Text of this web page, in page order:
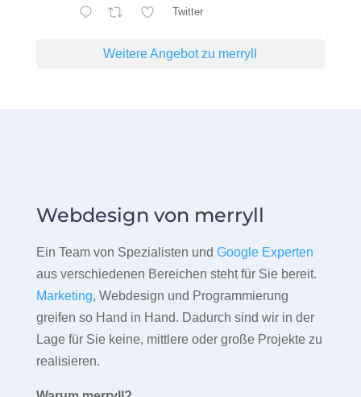
Twitter
Weitere Angebot zu merryll
Webdesign von merryll
Ein Team von Spezialisten und Google Experten
aus verschiedenen Bereichen steht für Sie bereit.
Marketing, Webdesign und Programmierung
greifen so Hand in Hand. Dadurch sind wir in der
Lage für Sie keine, mittlere oder große Projekte zu
realisieren.